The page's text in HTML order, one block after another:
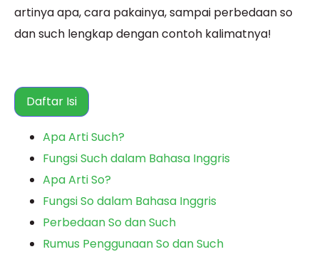
artinya apa, cara pakainya, sampai perbedaan so
dan such lengkap dengan contoh kalimatnya!
Daftar Isi
Apa Arti Such?
Fungsi Such dalam Bahasa Inggris
Apa Arti So?
Fungsi So dalam Bahasa Inggris
Perbedaan So dan Such
Rumus Penggunaan So dan Such